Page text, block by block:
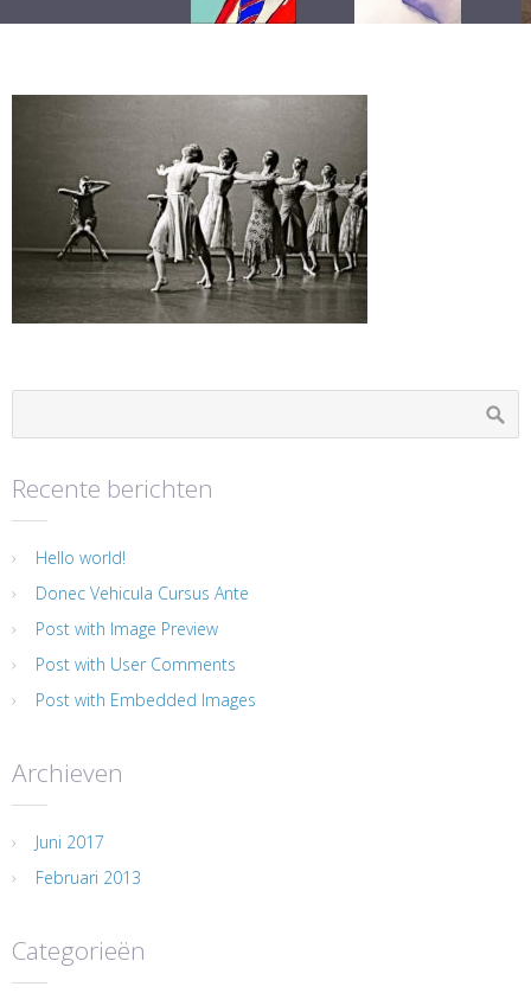
Recente berichten
Hello world!
Donec Vehicula Cursus Ante
Post with Image Preview
Post with User Comments
Post with Embedded Images
Archieven
Juni 2017
Februari 2013
Categorieën